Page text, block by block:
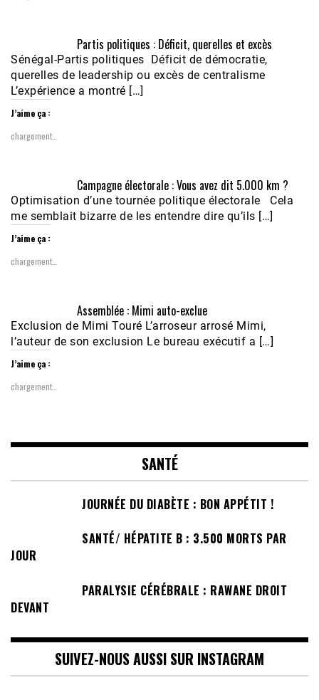
Partis politiques : Déficit, querelles et excès
Sénégal-Partis politiques Déficit de démocratie,
querelles de leadership ou excès de centralisme
L’expérience a montré […]
J’aime ça :
chargement…
Campagne électorale : Vous avez dit 5.000 km ?
Optimisation d’une tournée politique électorale Cela
me semblait bizarre de les entendre dire qu’ils […]
J’aime ça :
chargement…
Assemblée : Mimi auto-exclue
Exclusion de Mimi Touré L’arroseur arrosé Mimi,
l’auteur de son exclusion Le bureau exécutif a […]
J’aime ça :
chargement…
SANTÉ
JOURNÉE DU DIABÈTE : BON APPÉTIT !
SANTÉ/ HÉPATITE B : 3.500 MORTS PAR
JOUR
PARALYSIE CÉRÉBRALE : RAWANE DROIT
DEVANT
SUIVEZ-NOUS AUSSI SUR INSTAGRAM